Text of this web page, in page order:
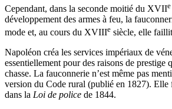
Cependant, dans la seconde moitié du XVIIe
développement des armes à feu, la
mode et, au cours du XVIIIe siècle, elle
Napoléon créa les services impériaux de
essentiellement pour des raisons de prestige
chasse. La fauconnerie n’est même pas
version du Code rural (publié en 1827). Elle
dans la Loi de police de 1844.